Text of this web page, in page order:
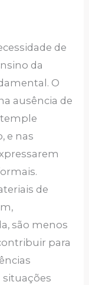
de
da
O
ausência de
e nas
de
são menos
para
situações